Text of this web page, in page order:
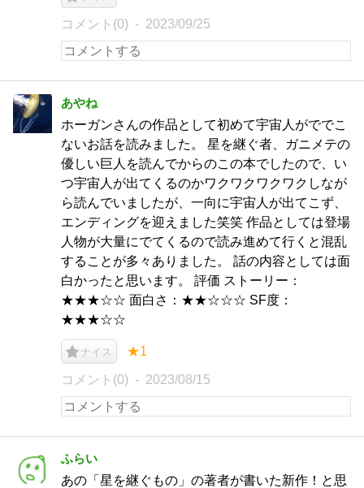
コメント(0) 2023/09/25
あやね
ホーガンさんの作品として初めて宇宙人がででこ
ないお話を読みました。 星を継ぐ者、ガニメテの
優しい巨人を読んでからのこの本でしたので、い
つ宇宙人が出てくるのかワクワクワクワクしなが
ら読んでいましたが、一向に宇宙人が出てこず、
エンディングを迎えました笑笑 作品としては登場
人物が大量にでてくるので読み進めて行くと混乱
することが多々ありました。 話の内容としては面
白かったと思います。 評価 ストーリー：
★★★☆☆ 面白さ：★★☆☆☆ SF度：
★★★☆☆
ナイス ★1
コメント(0) 2023/08/15
ふらい
あの「星を継ぐもの」の著者が書いた新作！と思